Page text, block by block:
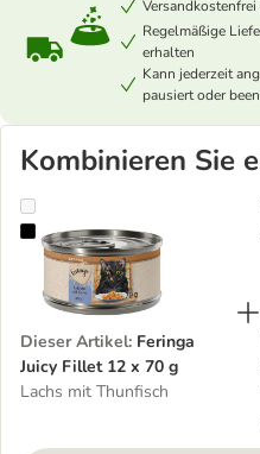
Regelmäßige
erhalten
Kann jederzeit
pausiert oder
Kombinieren Sie
Feringa Juicy Fillet 12 x 70 g
Dieser Artikel: Feringa
Juicy Fillet 12 x 70 g
Lachs mit Thunfisch